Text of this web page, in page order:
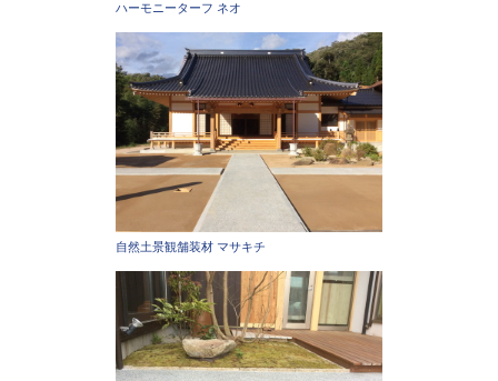
ハーモニーターフ ネオ
自然土景観舗装材 マサキチ